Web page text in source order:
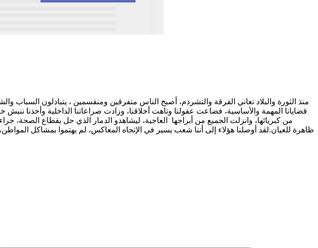
منذ الثورة والبلاد تعاني الفرقة والتشرذم، أصبح الناس متفرقين ومنقسمين ، يتبادلون
قضايانا المهمة والأساسية، فضاعت عقولنا وتاهت أخلاقنا، وزادت صراعاتنا الداخلية وأخذنا
من كبريائها، وانزلت الجميع من أبراجها العاجية، ليشاهدو الدمار الذي حل بقطاع